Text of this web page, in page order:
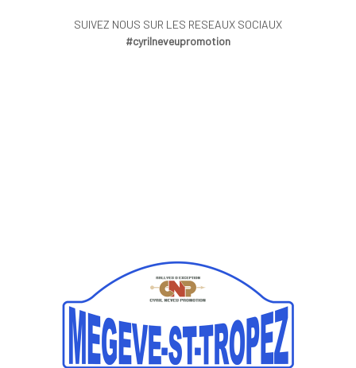
SUIVEZ NOUS SUR LES RESEAUX SOCIAUX
#cyrilneveupromotion